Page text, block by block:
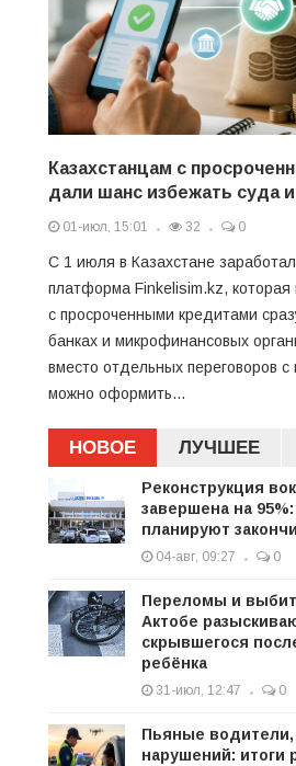
Казахстанцам с
дали шанс избежать суда
01-июл, 15:01 32 0
С 1 июля в Казахстане
платформа Finkelisim.kz,
с просроченными кредитами
банках и микрофинансовых
вместо отдельных переговоров
можно оформить...
НОВОЕ ЛУЧШЕЕ
Реконструкция
завершена на
планируют
04-авг, 09:27 0
Переломы и
Актобе
скрывшегося
ребёнка
31-июл, 12:47 0
Пьяные
нарушений: итоги